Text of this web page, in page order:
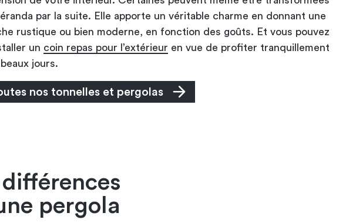
par la suite. Elle apporte un véritable charme en donnant une
rustique ou bien moderne, en fonction des goûts. Et vous pouvez
un coin repas pour l’extérieur en vue de profiter tranquillement
jours.
nos tonnelles et pergolas
pergola